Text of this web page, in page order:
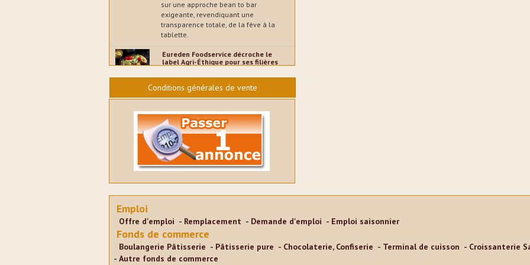
sur une approche bean to bar
exigeante, revendiquant une
transparence totale, de la fève à la
tablette.
Eureden Foodservice décroche le
label Agri-Éthique pour ses filières
02/08/2026
Mi-juillet, le grossiste spécialisé
a annoncé l’obtention de la
certification commerce équitable
française Agri-Éthique pour ses filières
légumes, renforçant ainsi son
engagement en faveur d’une
restauration plus durable et plus
Trophées de la glace : les
01/08/2026
La Compagnie des desserts lance la
6e édition de son concours
international les Trophées de la glace
Conditions générales de vente
Emploi
Offre d'emploi Remplacement Demande d'emploi Emploi saisonnier
Fonds de commerce
Boulangerie Pâtisserie Pâtisserie pure Chocolaterie, Confiserie Terminal de cuisson Croissanterie
Autre fonds de commerce